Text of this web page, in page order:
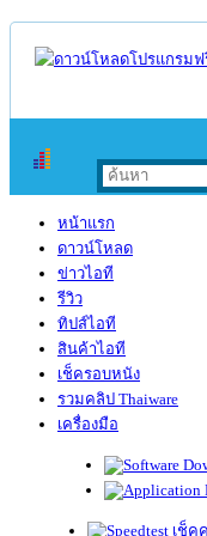
หน้าแรก
ดาวน์โหลด
ข่าวไอที
รีวิว
ทิปส์ไอที
สินค้าไอที
เช็ครอบหนัง
รวมคลิป Thaiware
เครื่องมือ
เช็ค